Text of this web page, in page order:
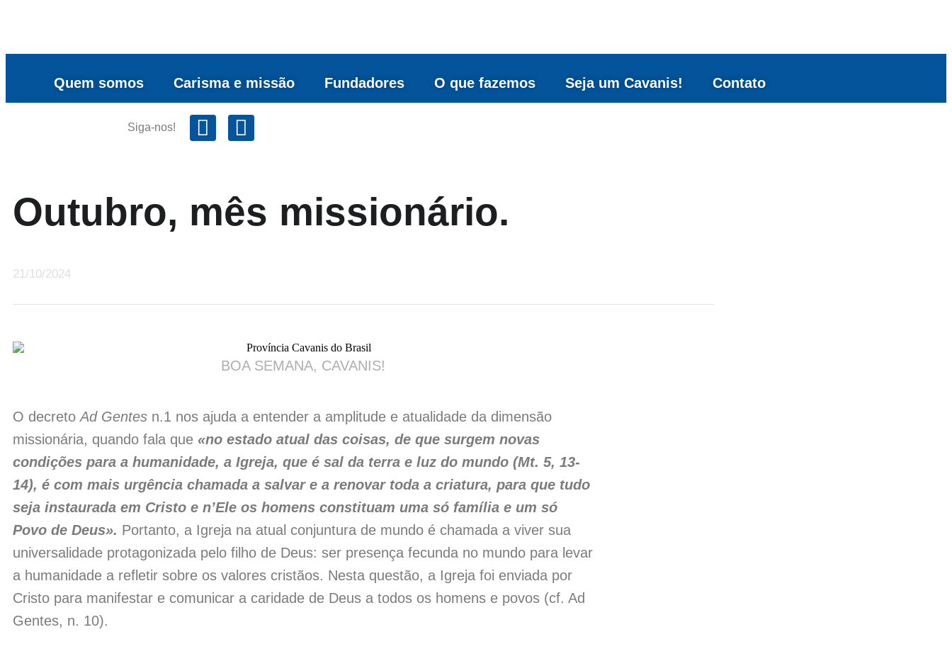
Quem somos Carisma e missão Fundadores O que fazemos Seja um Cavanis! Contato
Siga-nos!
Outubro, mês missionário.
21/10/2024
BOA SEMANA, CAVANIS!
O decreto Ad Gentes n.1 nos ajuda a entender a amplitude e atualidade da dimensão
missionária, quando fala que «no estado atual das coisas, de que surgem novas
condições para a humanidade, a Igreja, que é sal da terra e luz do mundo (Mt. 5, 13-
14), é com mais urgência chamada a salvar e a renovar toda a criatura, para que tudo
seja instaurada em Cristo e n’Ele os homens constituam uma só família e um só
Povo de Deus». Portanto, a Igreja na atual conjuntura de mundo é chamada a viver sua
universalidade protagonizada pelo filho de Deus: ser presença fecunda no mundo para levar
a humanidade a refletir sobre os valores cristãos. Nesta questão, a Igreja foi enviada por
Cristo para manifestar e comunicar a caridade de Deus a todos os homens e povos (cf. Ad
Gentes, n. 10).